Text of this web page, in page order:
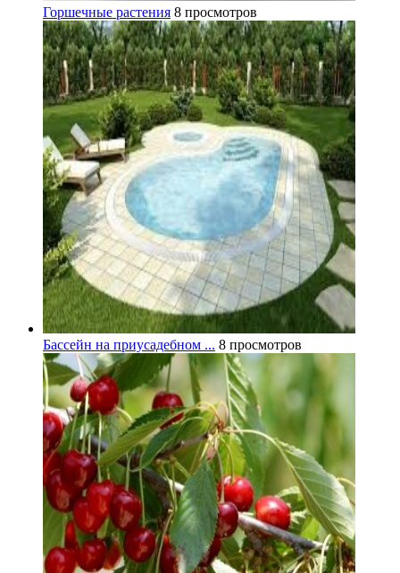
Горшечные растения 8 просмотров
Бассейн на приусадебном ... 8 просмотров